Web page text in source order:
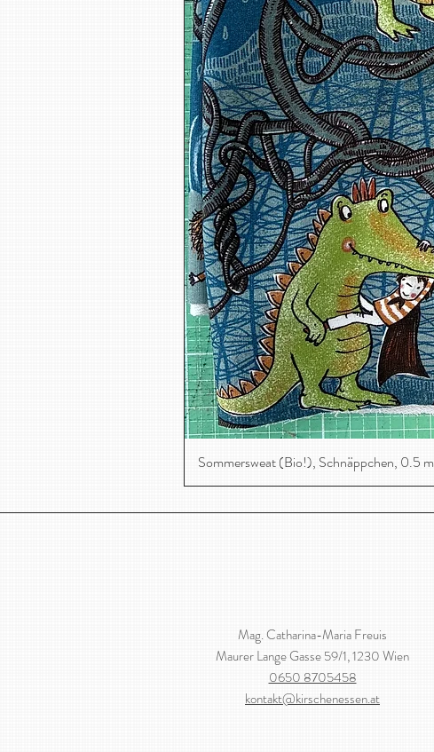
Sommersweat (Bio!), Schnäppchen, 0.5 m
Mag. Catharina-Maria Freuis
Maurer Lange Gasse 59/1, 1230 Wien
0650 8705458
kontakt@kirschenessen.at